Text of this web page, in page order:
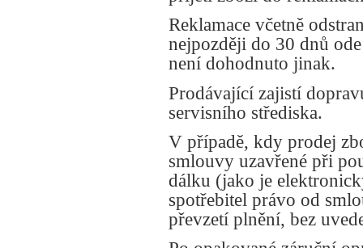
Reklamace včetně
nejpozději do 30 dnů
není dohodnuto jinak.
Prodávající zajistí
servisního střediska.
V případě, kdy prodej
smlouvy uzavřené při
dálku (jako je
spotřebitel právo od
převzetí plnění, bez